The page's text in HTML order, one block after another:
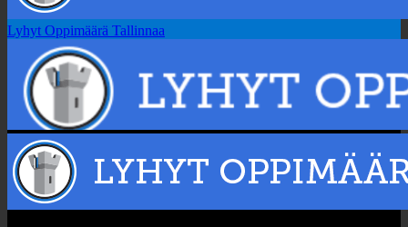
Lyhyt Oppimäärä Tallinnaa